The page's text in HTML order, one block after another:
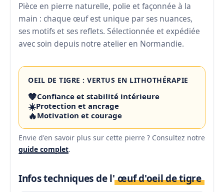
Pièce en pierre naturelle, polie et façonnée à la
main : chaque œuf est unique par ses nuances,
ses motifs et ses reflets. Sélectionnée et expédiée
avec soin depuis notre atelier en Normandie.
OEIL DE TIGRE : VERTUS EN LITHOTHÉRAPIE
🧡Confiance et stabilité intérieure
☀️Protection et ancrage
🔥Motivation et courage
Envie d'en savoir plus sur cette pierre ? Consultez notre
guide complet.
Infos techniques de l' œuf d'oeil de tigre